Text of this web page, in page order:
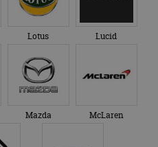
Lotus Lucid
Mazda McLaren